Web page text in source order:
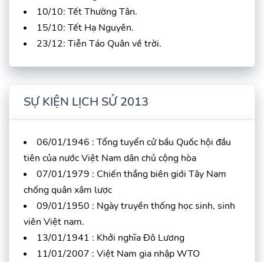
10/10: Tết Thường Tân.
15/10: Tết Hạ Nguyên.
23/12: Tiễn Táo Quân về trời.
SỰ KIỆN LỊCH SỬ 2013
06/01/1946 : Tổng tuyển cử bầu Quốc hội đầu
tiên của nước Việt Nam dân chủ cộng hòa
07/01/1979 : Chiến thắng biên giới Tây Nam
chống quân xâm lược
09/01/1950 : Ngày truyền thống học sinh, sinh
viên Việt nam.
13/01/1941 : Khởi nghĩa Đô Lương
11/01/2007 : Việt Nam gia nhập WTO